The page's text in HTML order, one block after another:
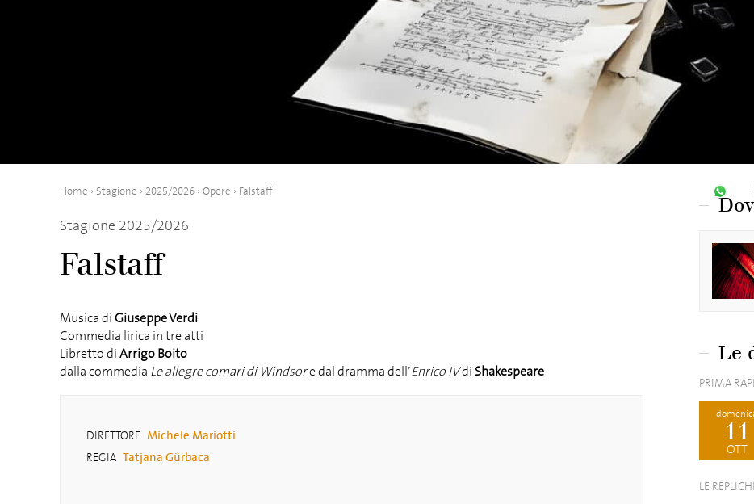
Home › Stagione › 2025/2026 › Opere › Falstaff
Stagione 2025/2026
Falstaff
Musica diGiuseppe Verdi
Commedia lirica in tre atti
Libretto diArrigo Boito
dalla commedia Le allegre comari di Windsore dal dramma dell’Enrico IVdi Shakespeare
DIRETTORE Michele Mariotti
REGIA Tatjana Gürbaca
Le
PRIMA
11
OTT
LE